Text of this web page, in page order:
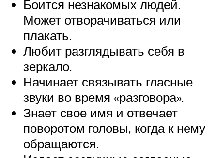
Боится незнакомых людей.
Может отворачиваться или
плакать.
Любит разглядывать себя в
зеркало.
Начинает связывать гласные
звуки во время «разговора».
Знает свое имя и отвечает
поворотом головы, когда к нему
обращаются.